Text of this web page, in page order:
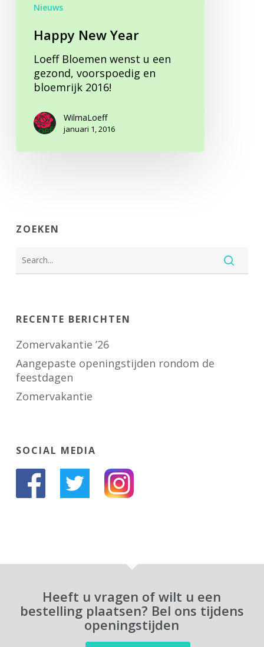
Nieuws
Happy New Year
Loeff Bloemen wenst u een
gezond, voorspoedig en
bloemrijk 2016!
WilmaLoeff
januari 1, 2016
ZOEKEN
RECENTE BERICHTEN
Zomervakantie ’26
Aangepaste openingstijden rondom de
feestdagen
Zomervakantie
SOCIAL MEDIA
Heeft u vragen of wilt u een
bestelling plaatsen? Bel ons tijdens
openingstijden